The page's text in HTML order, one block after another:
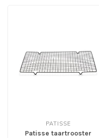
PATISSE
Patisse taartrooster